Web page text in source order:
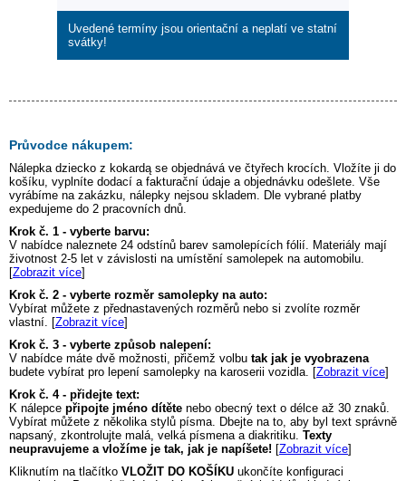
Uvedené termíny jsou orientační a neplatí ve statní
svátky!
Průvodce nákupem:
Nálepka dziecko z kokardą se objednává ve čtyřech krocích. Vložíte ji do
košíku, vyplníte dodací a fakturační údaje a objednávku odešlete. Vše
vyrábíme na zakázku, nálepky nejsou skladem. Dle vybrané platby
expedujeme do 2 pracovních dnů.
Krok č. 1 - vyberte barvu:
V nabídce naleznete 24 odstínů barev samolepících fólií. Materiály mají
životnost 2-5 let v závislosti na umístění samolepek na automobilu.
[Zobrazit více]
Krok č. 2 - vyberte rozměr samolepky na auto:
Vybírat můžete z přednastavených rozměrů nebo si zvolíte rozměr
vlastní. [Zobrazit více]
Krok č. 3 - vyberte způsob nalepení:
V nabídce máte dvě možnosti, přičemž volbu tak jak je vyobrazena
budete vybírat pro lepení samolepky na karoserii vozidla. [Zobrazit více]
Krok č. 4 - přidejte text:
K nálepce připojte jméno dítěte nebo obecný text o délce až 30 znaků.
Vybírat můžete z několika stylů písma. Dbejte na to, aby byl text správně
napsaný, zkontrolujte malá, velká písmena a diakritiku. Texty
neupravujeme a vložíme je tak, jak je napíšete! [Zobrazit více]
Kliknutím na tlačítko VLOŽIT DO KOŠÍKU ukončíte konfiguraci